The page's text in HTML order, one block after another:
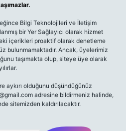
Bilgi Teknolojileri ve İletişim
bir Yer Sağlayıcı olarak hizmet
içerikleri proaktif olarak denetleme
bulunmamaktadır. Ancak, üyelerimiz
taşımakta olup, siteye üye olarak
aykırı olduğunu düşündüğünüz
adresine bildirmeniz halinde,
sitemizden kaldırılacaktır.